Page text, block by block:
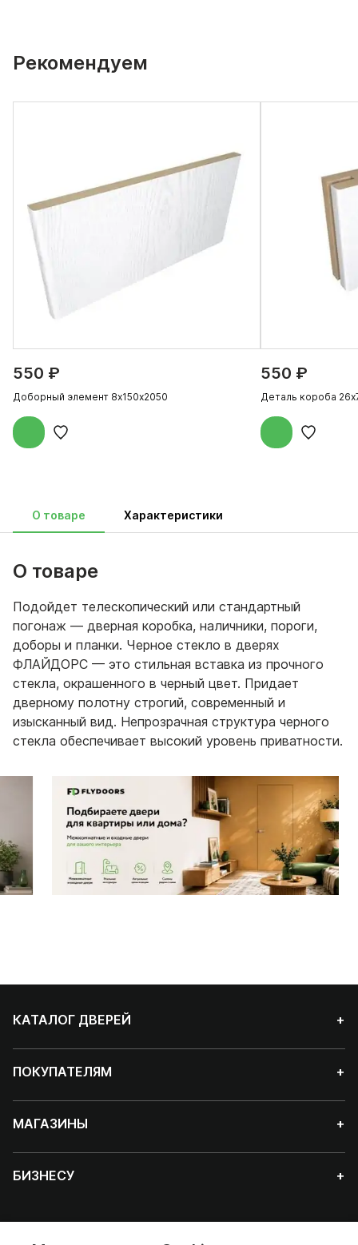
Рекомендуем
550 ₽
Доборный элемент 8х150х2050
550 ₽
Деталь короба
О товаре Характеристики
О товаре
Подойдет телескопический или стандартный
погонаж — дверная коробка, наличники, пороги,
доборы и планки. Черное стекло в дверях
ФЛАЙДОРС — это стильная вставка из прочного
стекла, окрашенного в черный цвет. Придает
дверному полотну строгий, современный и
изысканный вид. Непрозрачная структура черного
стекла обеспечивает высокий уровень приватности.
КАТАЛОГ ДВЕРЕЙ +
ПОКУПАТЕЛЯМ +
МАГАЗИНЫ +
БИЗНЕСУ +